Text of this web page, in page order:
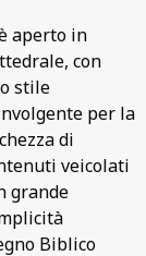
aperto in
con
stile
per la
di
veicolati
grande
Biblico